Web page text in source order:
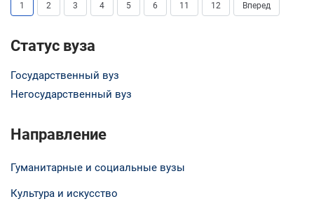
1 2 3 4 5 6 11 12 Вперед
Статус вуза
Государственный вуз
Негосударственный вуз
Направление
Гуманитарные и социальные вузы
Культура и искусство